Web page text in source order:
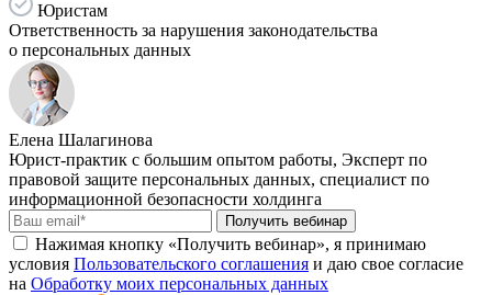
Юристам
Ответственность за нарушения законодательства
о персональных данных
Елена Шалагинова
Юрист-практик с большим опытом работы, Эксперт по
правовой защите персональных данных, специалист по
информационной безопасности холдинга
Получить вебинар
Нажимая кнопку «Получить вебинар», я принимаю
условия Пользовательского соглашения и даю свое согласие
на Обработку моих персональных данных